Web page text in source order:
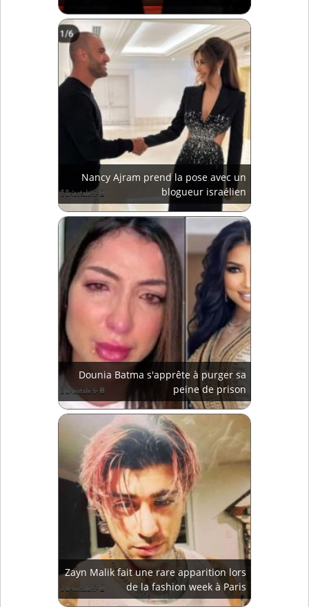
Nancy Ajram prend la pose avec un
blogueur israélien
Dounia Batma s'apprête à purger sa
peine de prison
Zayn Malik fait une rare apparition lors
de la fashion week à Paris